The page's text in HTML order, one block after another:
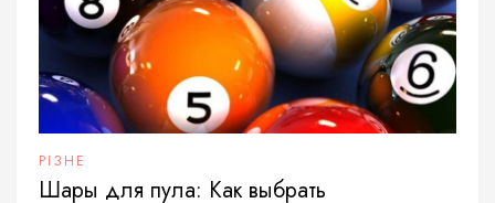
РІЗНЕ
Шары для пула: Как выбрать